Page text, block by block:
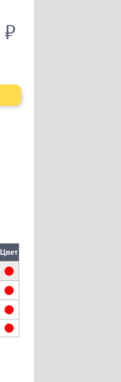
руб.
Цвет